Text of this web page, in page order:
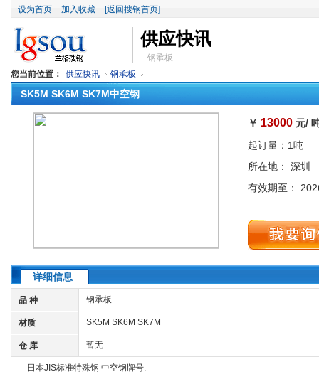
设为首页 加入收藏 [返回搜钢首页]
供应快讯
钢承板
您当前位置：
供应快讯 钢承板
SK5M SK6M SK7M中空钢
￥ 13000 元/
起订量：1吨
所在地： 深圳
有效期至：
详细信息
品 种 钢承板
材质 SK5M SK6M SK7M
仓 库 暂无
日本JIS标准特殊钢 中空钢牌号: